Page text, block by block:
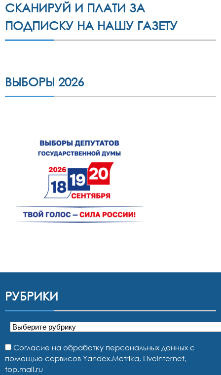
СКАНИРУЙ И ПЛАТИ ЗА
ПОДПИСКУ НА НАШУ ГАЗЕТУ
ВЫБОРЫ 2026
РУБРИКИ
Рубрики
Согласие на обработку персональных данных с
помощью сервисов Yandex.Metrika, LiveInternet,
top.mail.ru